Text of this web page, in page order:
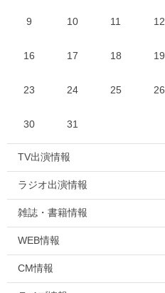
9 10 11 12
16 17 18 19
23 24 25 26
30 31
TV出演情報
ラジオ出演情報
雑誌・書籍情報
WEB情報
CM情報